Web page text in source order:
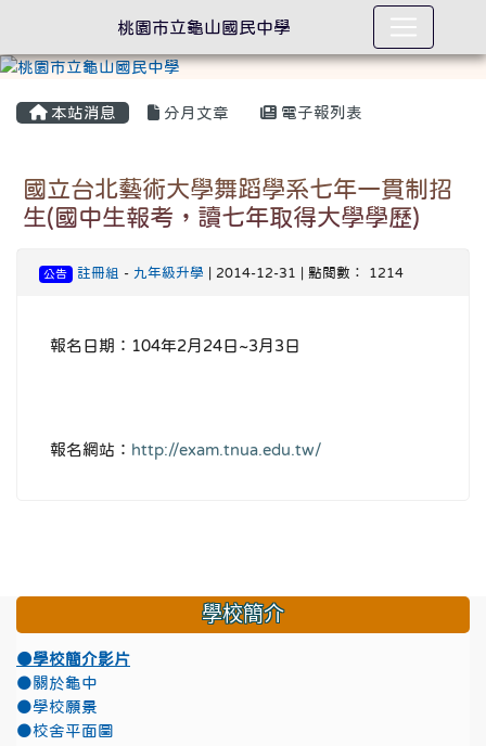
本站消息 分月文章 電子報列表
國立台北藝術大學舞蹈學系七年一貫制招
生(國中生報考，讀七年取得大學學歷)
公告 註冊組 - 九年級升學 | 2014-12-31 | 點閱數： 1214
報名日期：104年2月24日~3月3日
報名網站： http://exam.tnua.edu.tw/
學校簡介
●學校簡介影片
●關於龜中
●學校願景
●校舍平面圖
桃園市立龜山國民中學